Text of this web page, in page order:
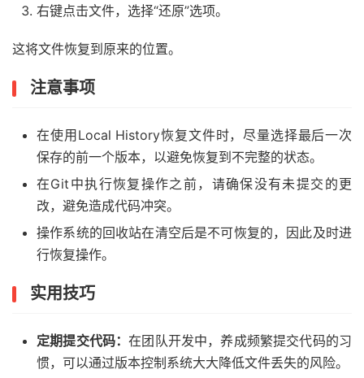
右键点击文件，选择“还原”选项。
这将文件恢复到原来的位置。
注意事项
在使用Local History恢复文件时，尽量选择最后一次
保存的前一个版本，以避免恢复到不完整的状态。
在Git中执行恢复操作之前，请确保没有未提交的更
改，避免造成代码冲突。
操作系统的回收站在清空后是不可恢复的，因此及时进
行恢复操作。
实用技巧
定期提交代码：在团队开发中，养成频繁提交代码的习
惯，可以通过版本控制系统大大降低文件丢失的风险。